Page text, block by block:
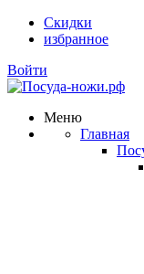
Скидки
избранное
Войти
Меню
Главная